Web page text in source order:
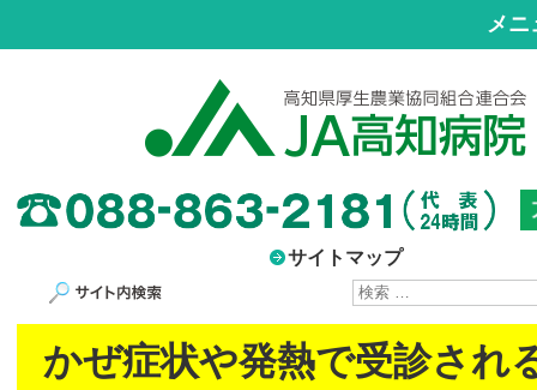
メニ
サイトマップ
サイト内検索
かぜ症状や発熱で受診され